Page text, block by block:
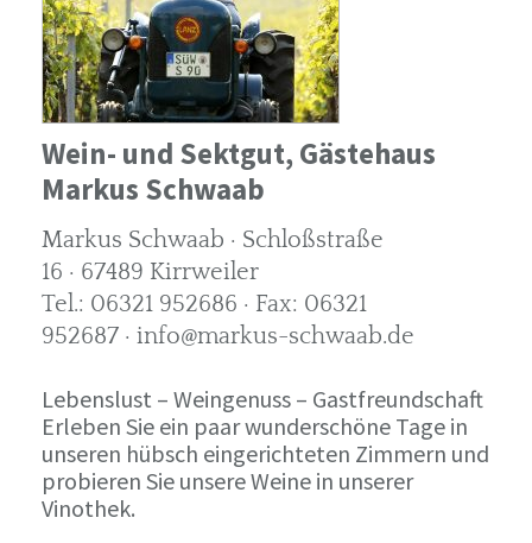
Wein- und Sektgut, Gästehaus
Markus Schwaab
Markus Schwaab · Schloßstraße
16 · 67489 Kirrweiler
Tel.: 06321 952686 · Fax: 06321
952687 · info@markus-schwaab.de
Lebenslust – Weingenuss – Gastfreundschaft
Erleben Sie ein paar wunderschöne Tage in
unseren hübsch eingerichteten Zimmern und
probieren Sie unsere Weine in unserer
Vinothek.